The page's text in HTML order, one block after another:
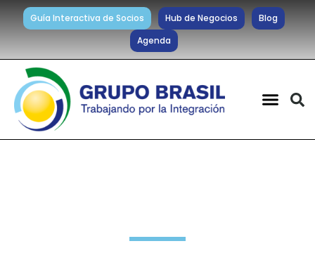
Guía Interactiva de Socios Hub de Negocios
Blog
Agenda